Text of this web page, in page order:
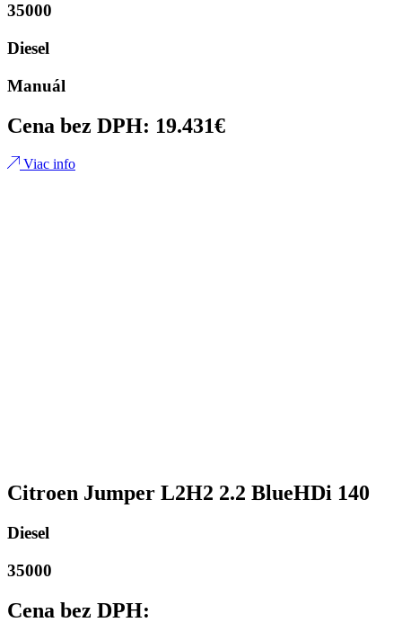
35000
Diesel
Manuál
Cena bez DPH: 19.431€
Viac info
Citroen Jumper L2H2 2.2 BlueHDi 140
Diesel
35000
Cena bez DPH: